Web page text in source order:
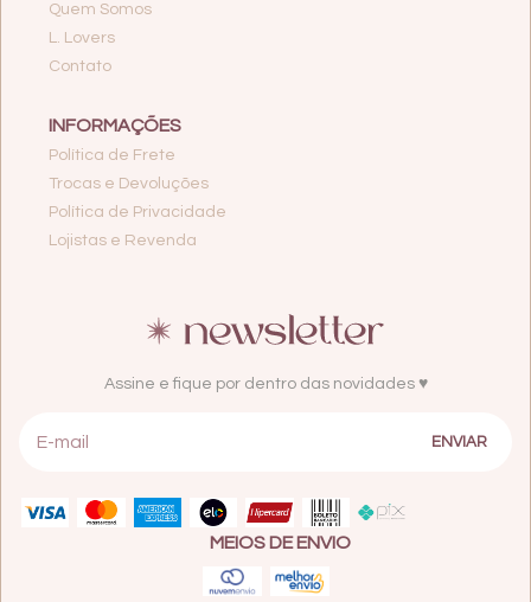
Quem Somos
L. Lovers
Contato
INFORMAÇÕES
Política de Frete
Trocas e Devoluções
Política de Privacidade
Lojistas e Revenda
Assine e fique por dentro das novidades ♥
MEIOS DE ENVIO